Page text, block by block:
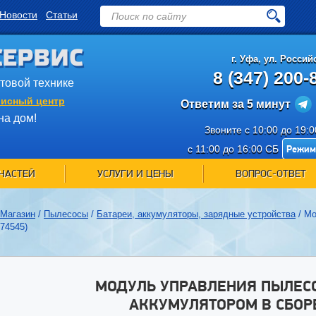
Новости Статьи
технике
центр
дом!
г. Уфа, ул.
8 (347) 200-
Ответим за 5 минут
Звоните с 10:00 до
с 11:00 до 16:00 СБ
УСЛУГИ И ЦЕНЫ ВОПРОС-ОТВЕТ
Магазин / Пылесосы / Батареи, аккумуляторы, зарядные устройства/
МОДУЛЬ УПРАВЛЕНИЯ
АККУМУЛЯТОРОМ В